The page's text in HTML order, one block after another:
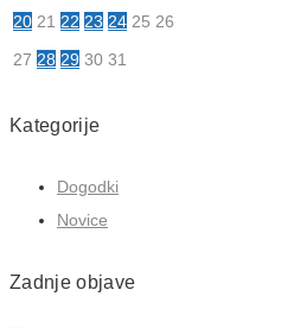
20 21 22 23 24 25 26
27 28 29 30 31
Kategorije
Dogodki
Novice
Zadnje objave